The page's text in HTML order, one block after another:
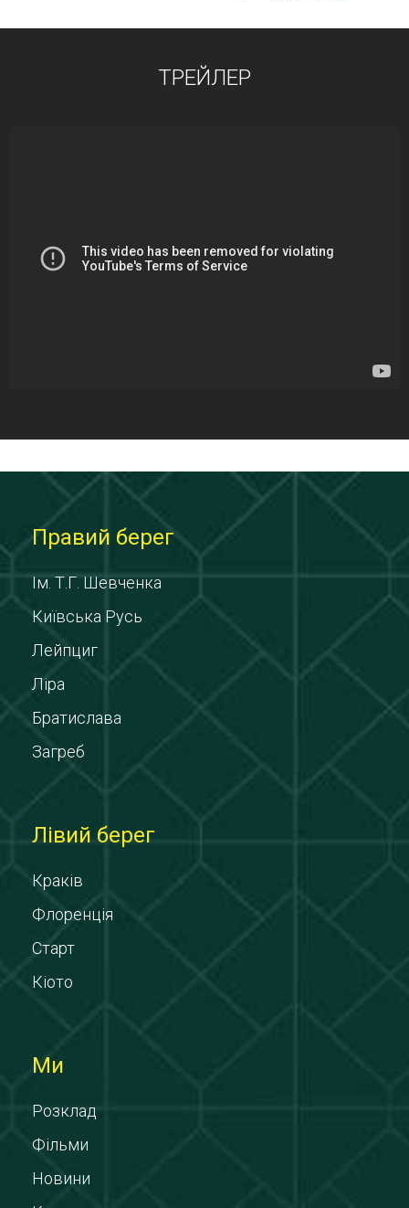
ТРЕЙЛЕР
Правий берег
Ім. Т.Г. Шевченка
Київська Русь
Лейпциг
Ліра
Братислава
Загреб
Лівий берег
Краків
Флоренція
Старт
Кіото
Ми
Розклад
Фільми
Новини